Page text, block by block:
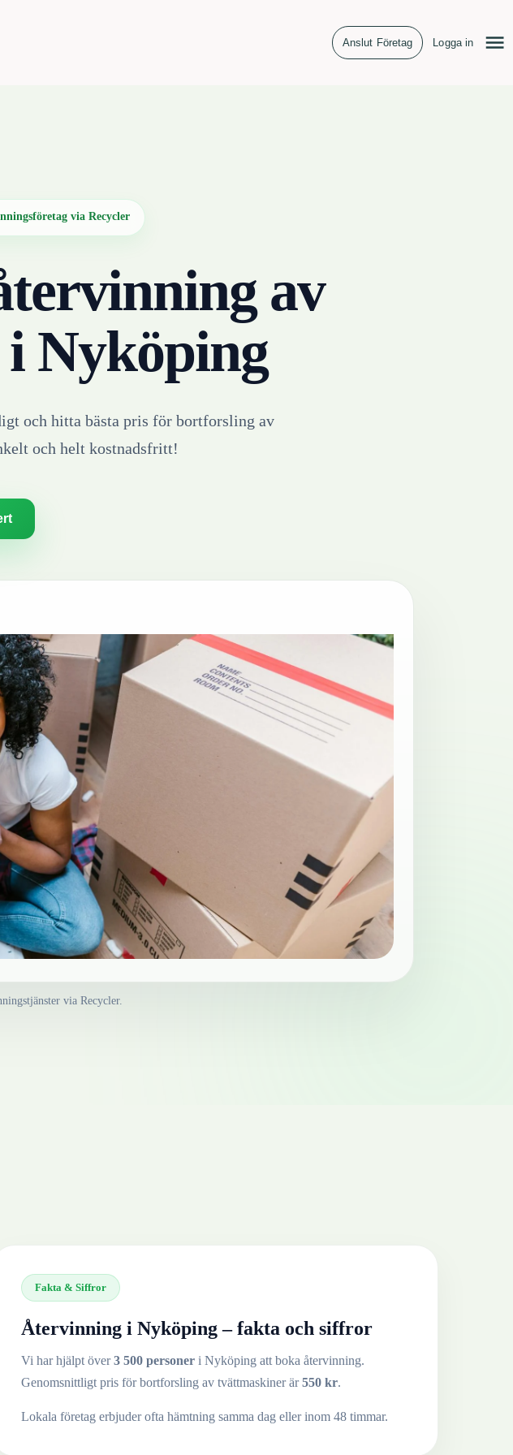
Anslut Företag Logga in
via Recycler
av
Nyköping
och hitta bästa pris för bortforsling av
och helt kostnadsfritt!
via Recycler.
Fakta & Siffror
Återvinning i Nyköping– fakta och siffror
Vi har hjälpt över3 500 personer i Nyköping att boka återvinning.
Genomsnittligt pris för bortforsling av tvättmaskinerär550 kr.
Lokala företag erbjuder ofta hämtning samma dag eller inom 48 timmar.